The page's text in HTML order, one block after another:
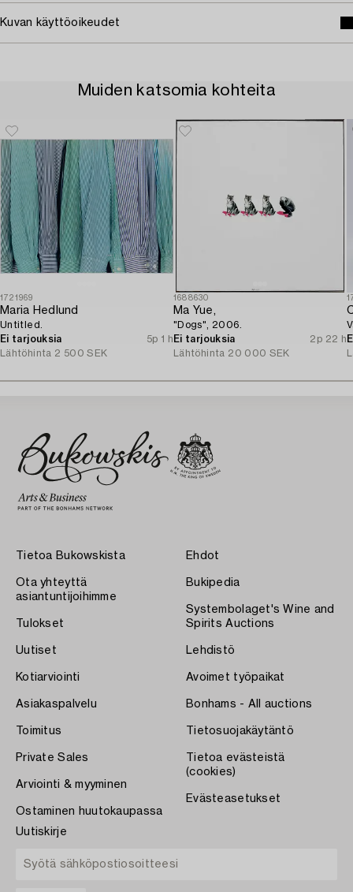
Kuvan käyttöoikeudet
Muiden katsomia kohteita
1721969
Maria Hedlund
Untitled.
Ei tarjouksia
5p 1 h
Lähtöhinta 2 500 SEK
1688630
Ma Yue,
"Dogs", 2006.
Ei tarjouksia
2p 22 h
Lähtöhinta 20 000 SEK
Tietoa Bukowskista
Ota yhteyttä
asiantuntijoihimme
Tulokset
Uutiset
Kotiarviointi
Asiakaspalvelu
Toimitus
Private Sales
Arviointi & myyminen
Ostaminen huutokaupassa
Ehdot
Bukipedia
Systembolaget's Wine and
Spirits Auctions
Lehdistö
Avoimet työpaikat
Bonhams - All auctions
Tietosuojakäytäntö
Tietoa evästeistä
(cookies)
Evästeasetukset
Uutiskirje